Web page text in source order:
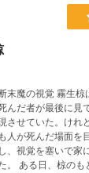
生椋は、過去のとある事件により「そ
んだ者が最後に見
させていた。けれ
人が死んだ場面を
、視覚を塞いで家
。 ある日、椋のも